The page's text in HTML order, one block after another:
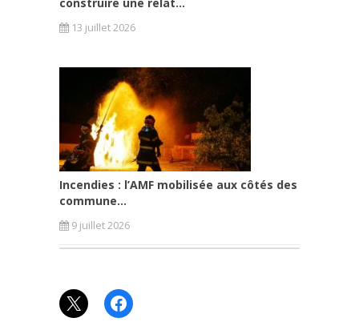
13 juillet 2026
Incendies : l’AMF mobilisée aux côtés des
commune...
9 juillet 2026
X Facebook